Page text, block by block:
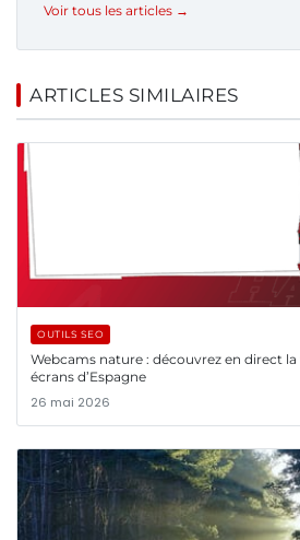
Voir tous les articles →
ARTICLES SIMILAIRES
OUTILS SEO
Webcams nature : découvrez en direct la
écrans d’Espagne
26 mai 2026